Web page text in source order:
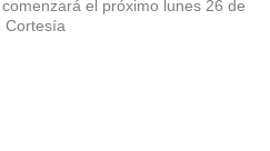
el próximo lunes 26 de
Cortesía